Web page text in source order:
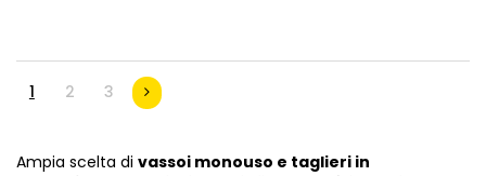
1 2 3
Ampia scelta di vassoi monouso e taglieri in